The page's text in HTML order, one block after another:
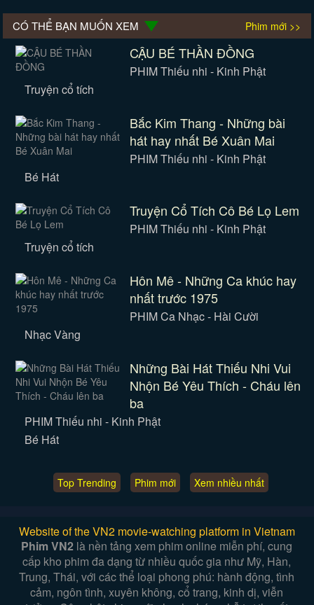
CÓ THỂ BẠN MUỐN XEM Phim mới >>
CẬU BÉ THẦN ĐỒNG
PHIM Thiếu nhi - Kinh Phật
Truyện cổ tích
Bắc Kim Thang - Những bài
hát hay nhất Bé Xuân Mai
PHIM Thiếu nhi - Kinh Phật
Bé Hát
Truyện Cổ Tích Cô Bé Lọ Lem
PHIM Thiếu nhi - Kinh Phật
Truyện cổ tích
Hôn Mê - Những Ca khúc hay
nhất trước 1975
PHIM Ca Nhạc - Hài Cười
Nhạc Vàng
Những Bài Hát Thiếu Nhi Vui
Nhộn Bé Yêu Thích - Cháu lên
ba
PHIM Thiếu nhi - Kinh Phật
Bé Hát
Top Trending Phim mới Xem nhiều nhất
Website of the VN2 movie-watching platform in Vietnam
Phim VN2 là nền tảng xem phim online miễn phí, cung
cấp kho phim đa dạng từ nhiều quốc gia như Mỹ, Hàn,
Trung, Thái, với các thể loại phong phú: hành động, tình
cảm, ngôn tình, xuyên không, cổ trang, kinh dị, viễn